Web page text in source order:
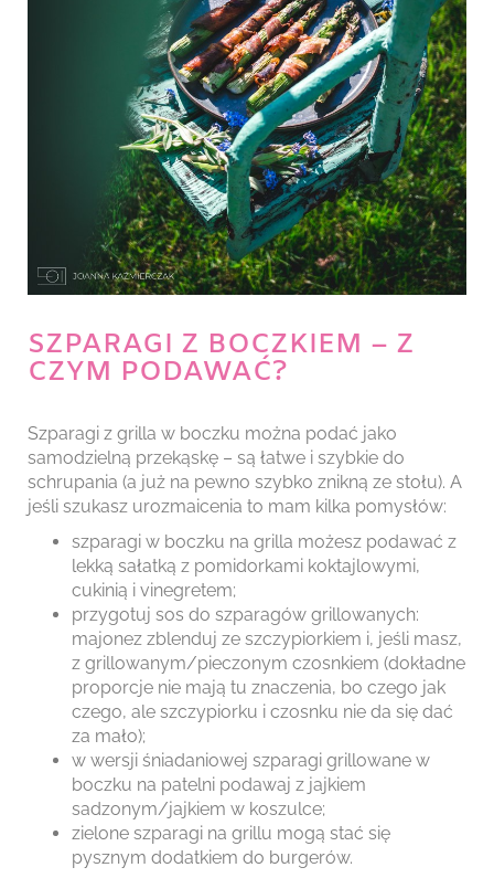
SZPARAGI Z BOCZKIEM – Z
CZYM PODAWAĆ?
Szparagi z grilla w boczku można podać jako
samodzielną przekąskę – są łatwe i szybkie do
schrupania (a już na pewno szybko znikną ze stołu). A
jeśli szukasz urozmaicenia to mam kilka pomysłów:
szparagi w boczku na grilla możesz podawać z
lekką sałatką z pomidorkami koktajlowymi,
cukinią i vinegretem;
przygotuj sos do szparagów grillowanych:
majonez zblenduj ze szczypiorkiem i, jeśli masz,
z grillowanym/pieczonym czosnkiem (dokładne
proporcje nie mają tu znaczenia, bo czego jak
czego, ale szczypiorku i czosnku nie da się dać
za mało);
w wersji śniadaniowej szparagi grillowane w
boczku na patelni podawaj z jajkiem
sadzonym/jajkiem w koszulce;
zielone szparagi na grillu mogą stać się
pysznym dodatkiem do burgerów.